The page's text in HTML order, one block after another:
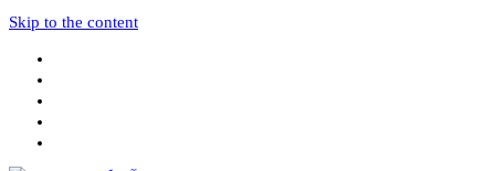
Skip to the content